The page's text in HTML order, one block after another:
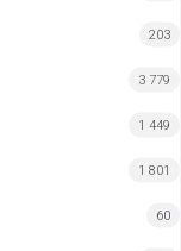
203
3 779
1 449
1 801
60